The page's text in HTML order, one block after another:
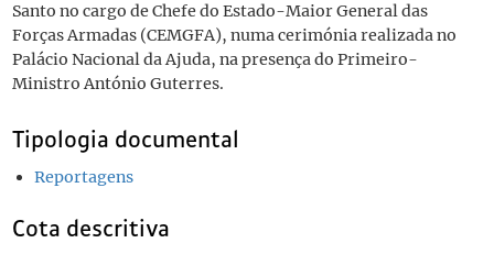
Santo no cargo de Chefe do Estado-Maior General das
Forças Armadas (CEMGFA), numa cerimónia realizada no
Palácio Nacional da Ajuda, na presença do Primeiro-
Ministro António Guterres.
Tipologia documental
Reportagens
Cota descritiva